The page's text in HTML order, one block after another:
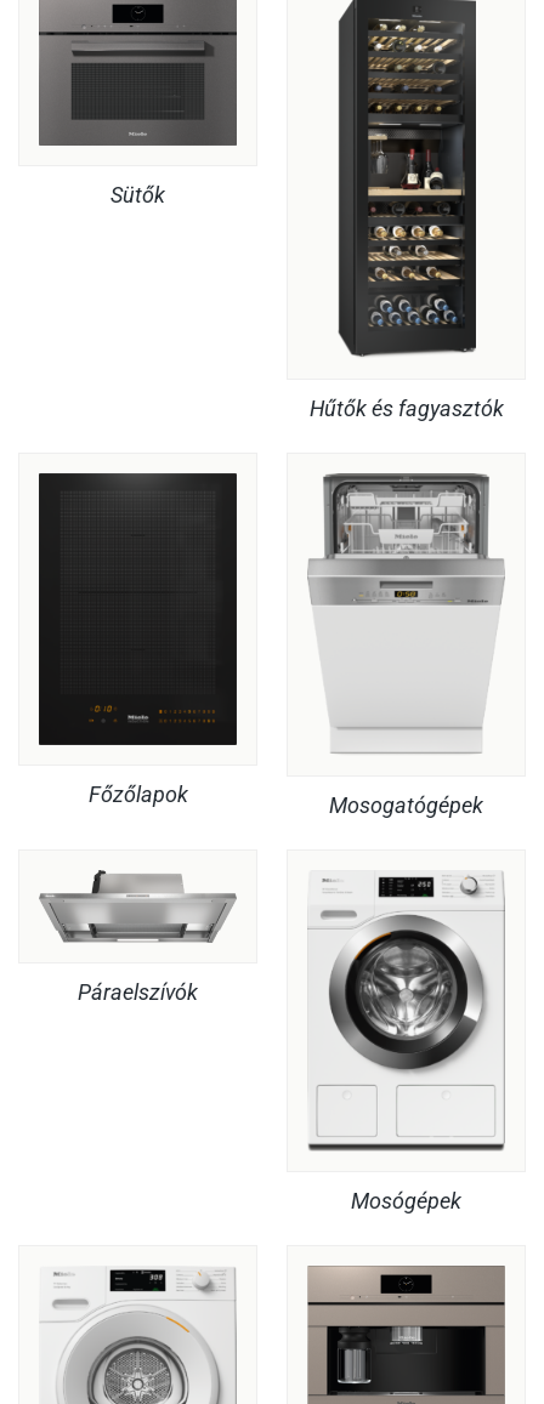
Sütők
Hűtők és fagyasztók
Főzőlapok Mosogatógépek
Páraelszívók
Mosógépek